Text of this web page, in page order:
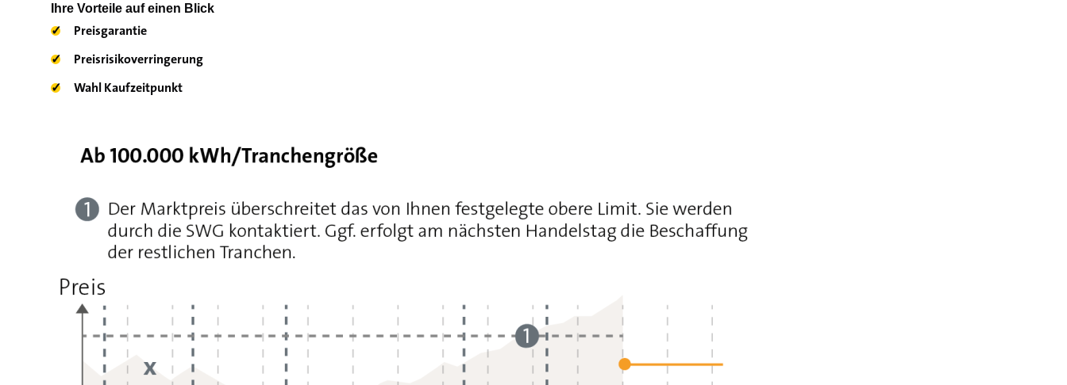
Ihre Vorteile auf einen Blick
✓
Preisgarantie
✓
Preisrisikoverringerung
✓
Wahl Kaufzeitpunkt